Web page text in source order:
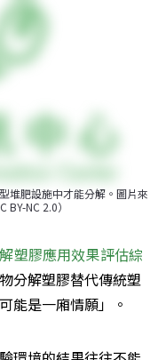
堆肥設施中才能分解。圖片來
NC 2.0）
解塑膠應用效果評估綜
分解塑膠替代傳統塑
能是一廂情願」。